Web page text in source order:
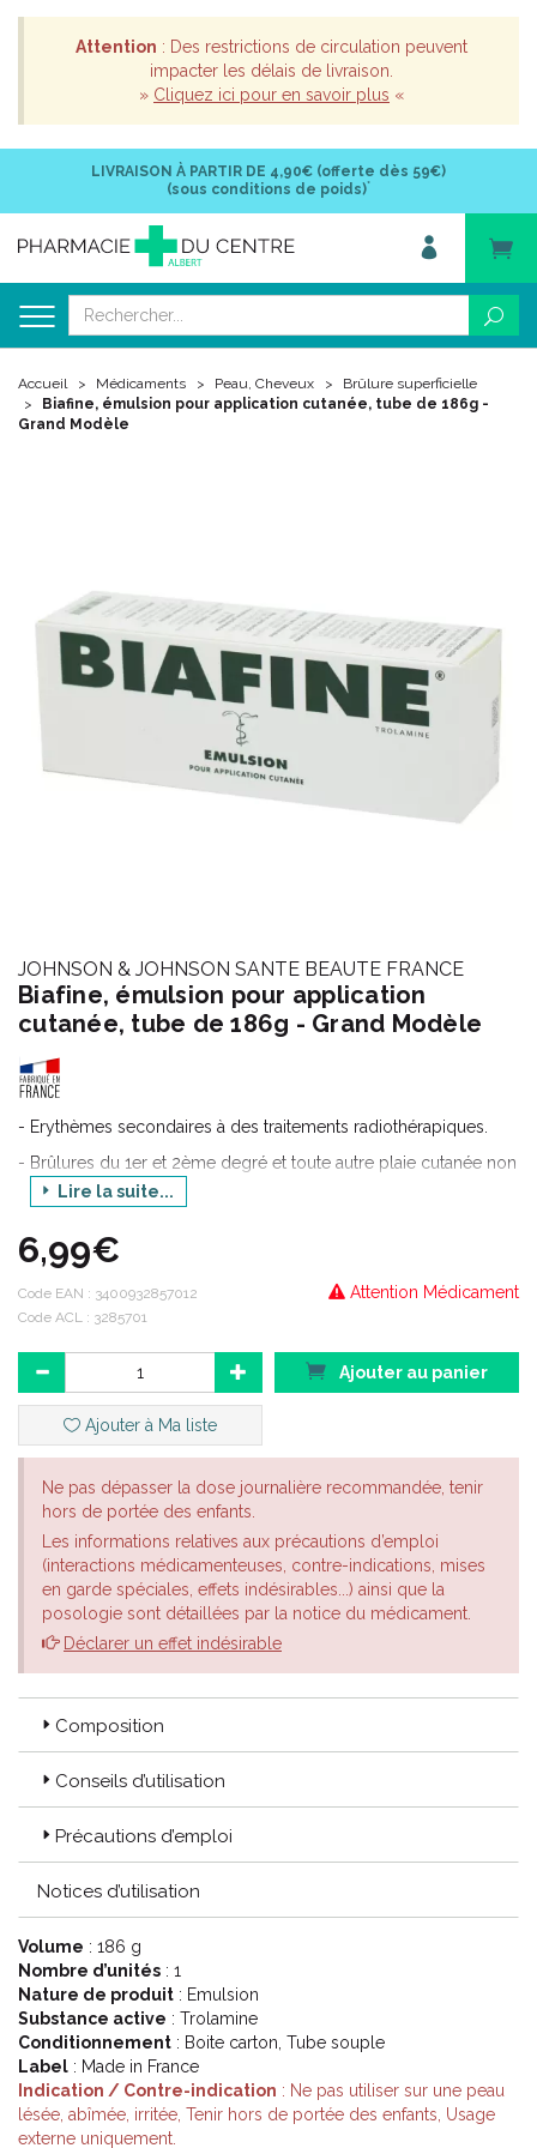
Attention : Des restrictions de circulation peuvent
impacter les délais de livraison.
» Cliquez ici pour en savoir plus «
LIVRAISON À PARTIR DE 4,90€ (offerte dès 59€)
(sous conditions de poids)*
Accueil Médicaments Peau, Cheveux
Brûlure superficielle
Biafine, émulsion pour application cutanée, tube de 186g -
Grand Modèle
JOHNSON & JOHNSON SANTE BEAUTE FRANCE
Biafine, émulsion pour application
cutanée, tube de 186g - Grand Modèle
- Erythèmes secondaires à des traitements radiothérapiques.
- Brûlures du 1er et 2ème degré et toute autre plaie cutanée non
infectée.Lire la suite...
6,99€
Attention Médicament
Code EAN : 3400932857012
Code ACL : 3285701
Ajouter au panier
Ajouter à Ma liste
Ne pas dépasser la dose journalière recommandée, tenir
hors de portée des enfants.
Les informations relatives aux précautions d’emploi
(interactions médicamenteuses, contre-indications, mises
en garde spéciales, effets indésirables...) ainsi que la
posologie sont détaillées par la notice du médicament.
Déclarer un effet indésirable
Composition
Conseils d’utilisation
Précautions d’emploi
Notices d’utilisation
Volume : 186 g
Nombre d’unités : 1
Nature de produit : Emulsion
Substance active : Trolamine
Conditionnement : Boite carton, Tube souple
Label : Made in France
Indication / Contre-indication : Ne pas utiliser sur une peau
lésée, abîmée, irritée, Tenir hors de portée des enfants, Usage
externe uniquement.